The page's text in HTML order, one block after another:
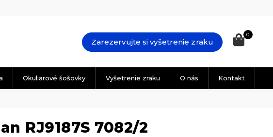
Zarezervujte si vyšetrenie zraku
0
Okuliarové šošovky Vyšetrenie zraku O nás Kontakt
RJ9187S 7082/2